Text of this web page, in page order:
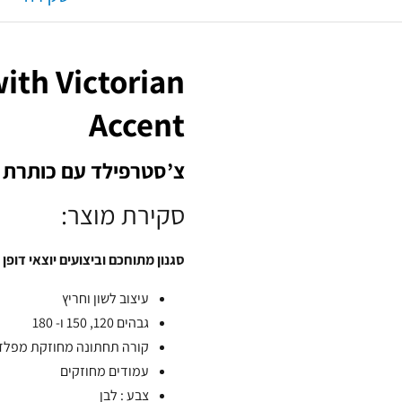
Victorian
Accent
צ’סטרפילד עם כותרת
סקירת מוצר:
סגנון מתוחכם וביצועים יוצאי דופן
עיצוב לשון וחריץ
גבהים 120, 150 ו- 180
קורה תחתונה מחוזקת
עמודים מחוזקים
צבע : לבן